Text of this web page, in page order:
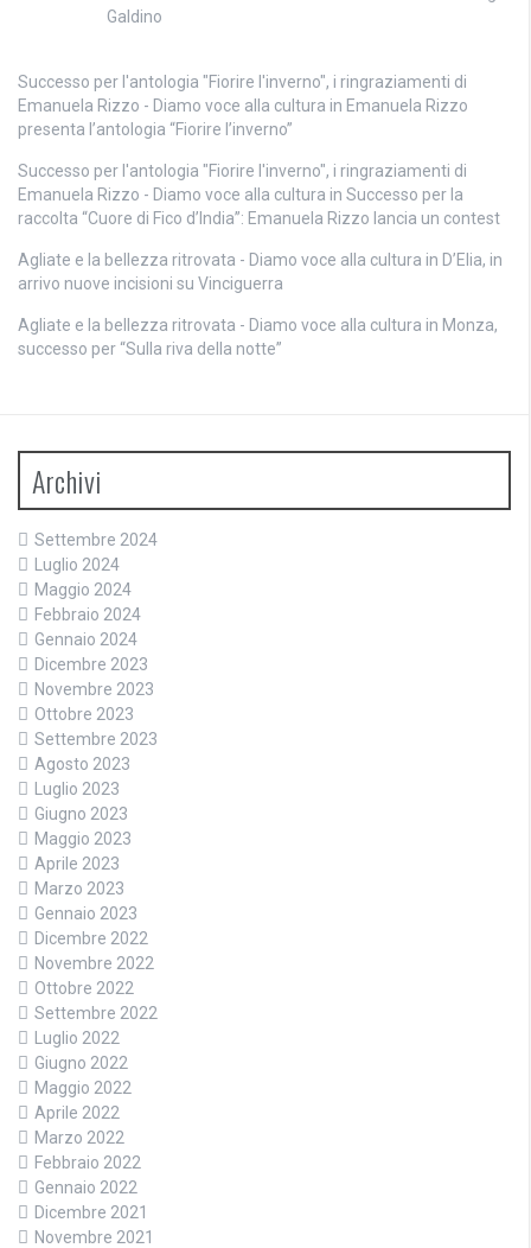
Galdino
Successo per l'antologia "Fiorire l'inverno", i ringraziamenti di
Emanuela Rizzo - Diamo voce alla cultura in Emanuela Rizzo
presenta l’antologia “Fiorire l’inverno”
Successo per l'antologia "Fiorire l'inverno", i ringraziamenti di
Emanuela Rizzo - Diamo voce alla cultura in Successo per la
raccolta “Cuore di Fico d’India”: Emanuela Rizzo lancia un contest
Agliate e la bellezza ritrovata - Diamo voce alla cultura in D’Elia, in
arrivo nuove incisioni su Vinciguerra
Agliate e la bellezza ritrovata - Diamo voce alla cultura in Monza,
successo per “Sulla riva della notte”
Archivi
Settembre 2024
Luglio 2024
Maggio 2024
Febbraio 2024
Gennaio 2024
Dicembre 2023
Novembre 2023
Ottobre 2023
Settembre 2023
Agosto 2023
Luglio 2023
Giugno 2023
Maggio 2023
Aprile 2023
Marzo 2023
Gennaio 2023
Dicembre 2022
Novembre 2022
Ottobre 2022
Settembre 2022
Luglio 2022
Giugno 2022
Maggio 2022
Aprile 2022
Marzo 2022
Febbraio 2022
Gennaio 2022
Dicembre 2021
Novembre 2021